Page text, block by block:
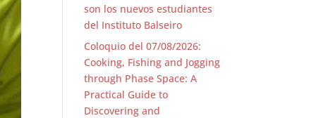
son los nuevos estudiantes
del Instituto Balseiro
Coloquio del 07/08/2026:
Cooking, Fishing and Jogging
through Phase Space: A
Practical Guide to
Discovering and